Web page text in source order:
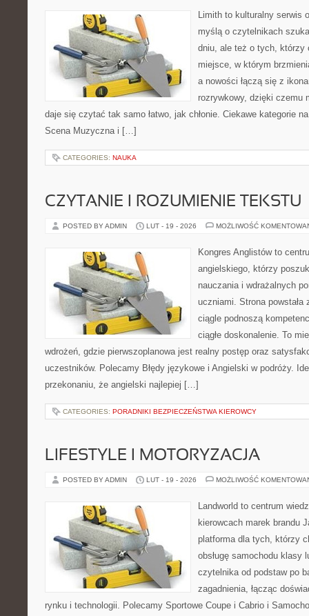
Limith to kulturalny serwis
myślą o czytelnikach
dniu, ale też o tych, którzy
miejsce, w którym
a nowości łączą się z
rozrywkowy, dzięki czemu
daje się czytać tak samo łatwo, jak chłonie. Ciekawe kategorie
Scena Muzyczna i […]
CATEGORIES: NAUKA
CZYTANIE I ROZUMIENIE TEKSTU
POSTED BY ADMIN LUT - 19 - 2026 MOŻLIWOŚĆ
Kongres Anglistów to
angielskiego, którzy
nauczania i wdrażalnych
uczniami. Strona
ciągle podnoszą
ciągłe doskonalenie. To
wdrożeń, gdzie pierwszoplanowa jest realny postęp oraz
uczestników. Polecamy Błędy językowe i Angielski w podróży.
przekonaniu, że angielski najlepiej […]
CATEGORIES: PORADNIKI BEZPIECZEŃSTWA KIEROWCY
LIFESTYLE I MOTORYZACJA
POSTED BY ADMIN LUT - 19 - 2026 MOŻLIWOŚĆ
Landworld to centrum
kierowcach marek brandu
platforma dla tych, którzy
obsługę samochodu klasy
czytelnika od podstaw po
zagadnienia, łącząc
rynku i technologii. Polecamy Sportowe Coupe i Cabrio i